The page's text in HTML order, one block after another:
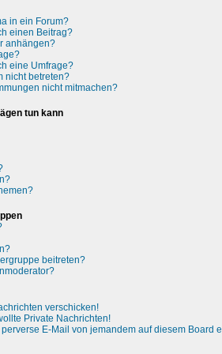
in ein Forum?
einen Beitrag?
anhängen?
eine Umfrage?
nicht betreten?
nicht mitmachen?
tun kann
beitreten?
verschicken!
Private Nachrichten!
E-Mail von jemandem auf diesem Board